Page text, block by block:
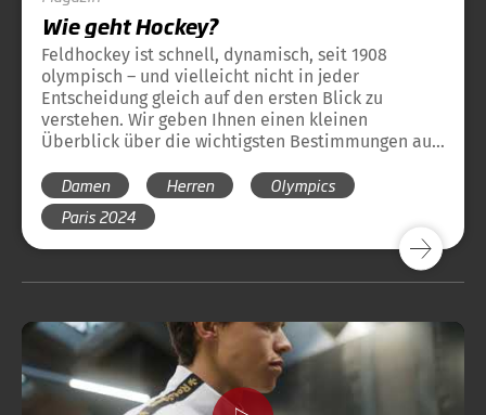
Wie geht Hockey?
Feldhockey ist schnell, dynamisch, seit 1908
olympisch – und vielleicht nicht in jeder
Entscheidung gleich auf den ersten Blick zu
verstehen. Wir geben Ihnen einen kleinen
Überblick über die wichtigsten Bestimmungen aus
Feldhockey. Damit sich der Hockey-Regel-
Dschungel auch für die neuen Hockeyfreunde ganz
schnell lichtet.
Damen Herren
Olympics
Paris 2024